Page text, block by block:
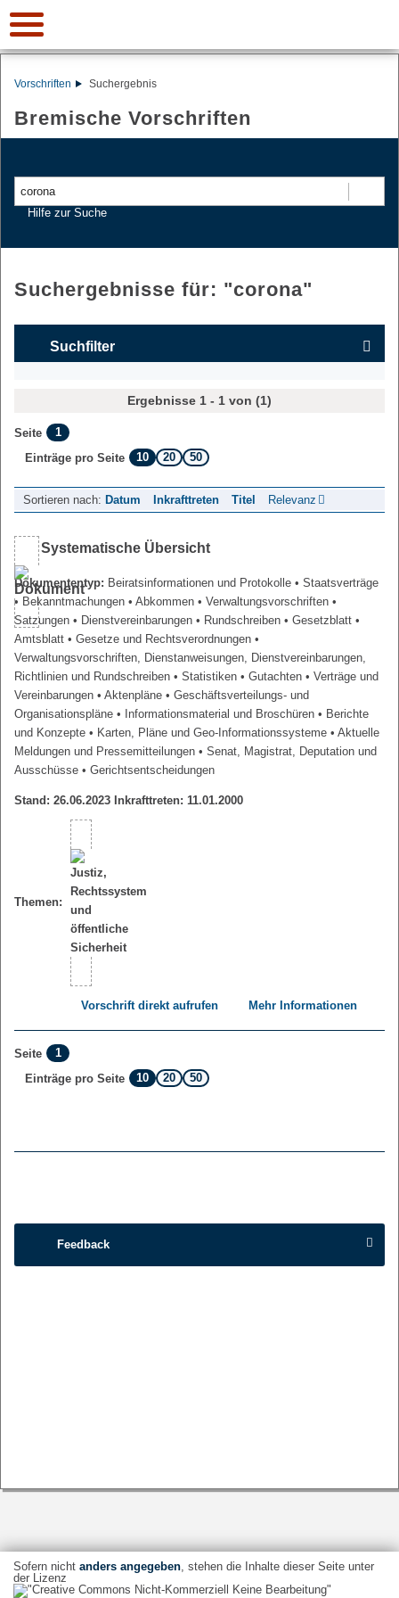
Vorschriften Suchergebnis
Bremische Vorschriften
Hilfe zur Suche
Suchergebnisse für: "corona"
Suchfilter
Ergebnisse 1 - 1 von (1)
Seite
1
Einträge pro Seite
10 20 50
Sortieren nach: Datum Inkrafttreten Titel Relevanz
Systematische Übersicht
Dokumententyp: Beiratsinformationen und Protokolle • Staatsverträge
• Bekanntmachungen • Abkommen • Verwaltungsvorschriften •
Satzungen • Dienstvereinbarungen • Rundschreiben • Gesetzblatt •
Amtsblatt • Gesetze und Rechtsverordnungen •
Verwaltungsvorschriften, Dienstanweisungen, Dienstvereinbarungen,
Richtlinien und Rundschreiben • Statistiken • Gutachten • Verträge und
Vereinbarungen • Aktenpläne • Geschäftsverteilungs- und
Organisationspläne • Informationsmaterial und Broschüren • Berichte
und Konzepte • Karten, Pläne und Geo-Informationssysteme • Aktuelle
Meldungen und Pressemitteilungen • Senat, Magistrat, Deputation und
Ausschüsse • Gerichtsentscheidungen
Stand: 26.06.2023 Inkrafttreten: 11.01.2000
Themen:
Vorschrift direkt aufrufen Mehr Informationen
Seite
1
Einträge pro Seite
10 20 50
Feedback
Sofern nicht anders angegeben, stehen die Inhalte dieser Seite unter
der Lizenz